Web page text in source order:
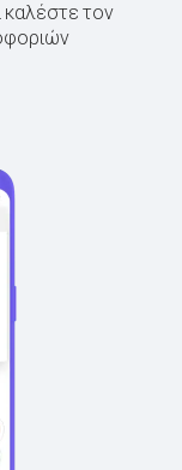
καλέστε τον